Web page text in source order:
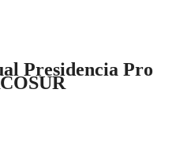
Presidencia Pro